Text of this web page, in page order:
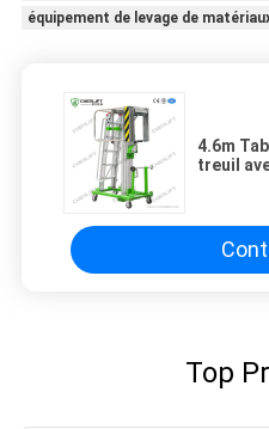
équipement de levage de
4.6m
treuil
Top